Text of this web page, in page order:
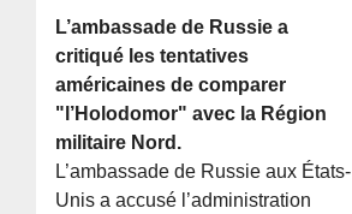
L’ambassade de Russie a
critiqué les tentatives
américaines de comparer
"l’Holodomor" avec la Région
militaire Nord.
L’ambassade de Russie aux États-
Unis a accusé l’administration